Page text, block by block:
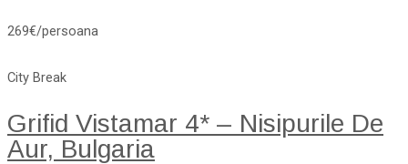
269€/persoana
City Break
Grifid Vistamar 4* – Nisipurile De
Aur, Bulgaria